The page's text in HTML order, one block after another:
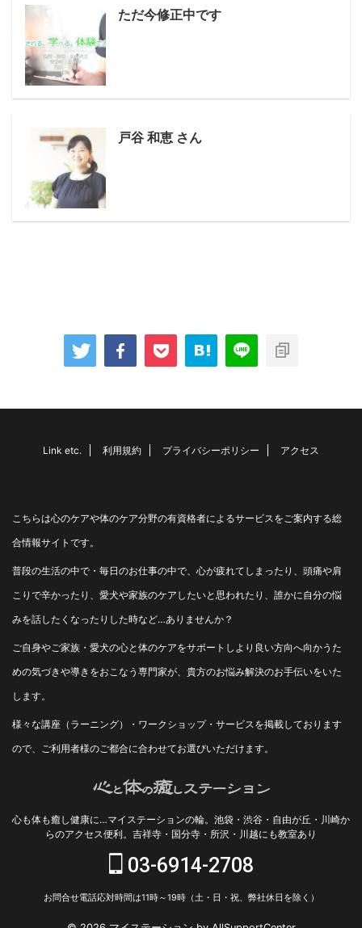
ただ今修正中です
戸谷 和恵 さん
Link etc. 利用規約 プライバシーポリシー アクセス
こちらは心のケアや体のケア分野の有資格者によるサービスをご案内する総
合情報サイトです。
普段の生活の中で・毎日のお仕事の中で、心が疲れてしまったり、頭痛や肩
こりで辛かったり、愛犬や家族のケアしたいと思われたり、誰かに自分の悩
みを話したくなったりした時など…ありませんか？
ご自身やご家族・愛犬の心と体のケアをサポートしより良い方向へ向かうた
めの気づきや導きをおこなう専門家が、貴方のお悩み解決のお手伝いをいた
します。
様々な講座（ラーニング）・ワークショップ・サービスを掲載しております
ので、ご利用者様のご都合に合わせてお選びいただけます。
心も体も癒し健康に…マイステーションの輪。池袋・渋谷・自由が丘・川崎か
らのアクセス便利。吉祥寺・国分寺・所沢・川越にも教室あり
03-6914-2708
お問合せ電話応対時間は11時～19時（土・日・祝、弊社休日を除く）